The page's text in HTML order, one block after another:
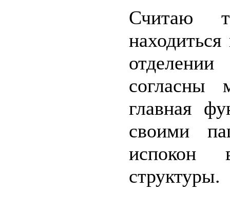
Считаю
согласны
главная
своими
испокон
структуры.